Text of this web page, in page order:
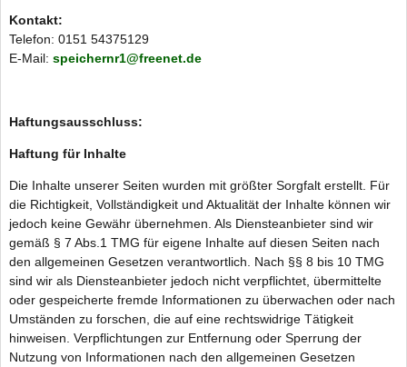
Kontakt:
Telefon: 0151 54375129
E-Mail: speichernr1@freenet.de
Haftungsausschluss:
Haftung für Inhalte
Die Inhalte unserer Seiten wurden mit größter Sorgfalt erstellt. Für
die Richtigkeit, Vollständigkeit und Aktualität der Inhalte können wir
jedoch keine Gewähr übernehmen. Als Diensteanbieter sind wir
gemäß § 7 Abs.1 TMG für eigene Inhalte auf diesen Seiten nach
den allgemeinen Gesetzen verantwortlich. Nach §§ 8 bis 10 TMG
sind wir als Diensteanbieter jedoch nicht verpflichtet, übermittelte
oder gespeicherte fremde Informationen zu überwachen oder nach
Umständen zu forschen, die auf eine rechtswidrige Tätigkeit
hinweisen. Verpflichtungen zur Entfernung oder Sperrung der
Nutzung von Informationen nach den allgemeinen Gesetzen